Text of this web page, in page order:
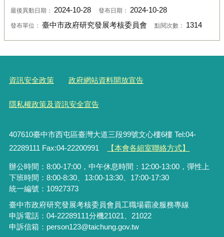
最後異動日期： 2024-10-28 發布日期： 2024-10-28
發布單位： 臺中市政府研究發展考核委員會 點閱次數： 1314
資訊安全政策 政府網站資料開放宣告
隱私權政策及資訊安全宣告
407610臺中市西屯區臺灣大道三段99號文心樓6樓 Tel:04-
22289111 Fax:04-22200991
【本會各組室聯絡方式】
辦公時間：8:00-17:00，中午休息時間：12:00-13:00，彈性上
下班時間：8:00-8:30、13:00-13:30、17:00-17:30
統一編號：10927373
臺中市政府研究發展考核委員會員工職場霸凌服務專線
申訴電話：04-22289111分機21021、21022
申訴信箱：person123@taichung.gov.tw